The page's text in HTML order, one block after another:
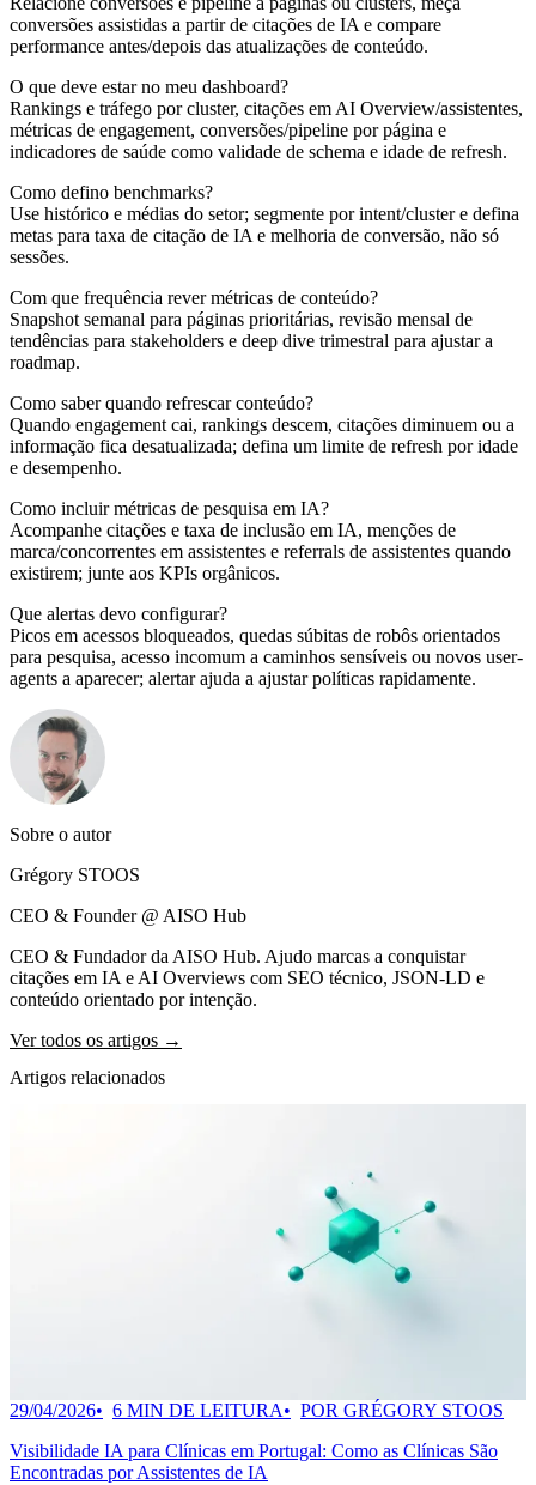
conversões assistidas a partir de citações de IA e compare
performance antes/depois das atualizações de conteúdo.
O que deve estar no meu dashboard?
Rankings e tráfego por cluster, citações em AI Overview/assistentes,
métricas de engagement, conversões/pipeline por página e
indicadores de saúde como validade de schema e idade de refresh.
Como defino benchmarks?
Use histórico e médias do setor; segmente por intent/cluster e defina
metas para taxa de citação de IA e melhoria de conversão, não só
sessões.
Com que frequência rever métricas de conteúdo?
Snapshot semanal para páginas prioritárias, revisão mensal de
tendências para stakeholders e deep dive trimestral para ajustar a
roadmap.
Como saber quando refrescar conteúdo?
Quando engagement cai, rankings descem, citações diminuem ou a
informação fica desatualizada; defina um limite de refresh por idade
e desempenho.
Como incluir métricas de pesquisa em IA?
Acompanhe citações e taxa de inclusão em IA, menções de
marca/concorrentes em assistentes e referrals de assistentes quando
existirem; junte aos KPIs orgânicos.
Que alertas devo configurar?
Picos em acessos bloqueados, quedas súbitas de robôs orientados
para pesquisa, acesso incomum a caminhos sensíveis ou novos user-
agents a aparecer; alertar ajuda a ajustar políticas rapidamente.
Sobre o autor
Grégory STOOS
CEO & Founder @ AISO Hub
CEO & Fundador da AISO Hub. Ajudo marcas a conquistar
citações em IA e AI Overviews com SEO técnico, JSON-LD e
conteúdo orientado por intenção.
Ver todos os artigos →
Artigos relacionados
29/04/2026 6 MIN DE LEITURA
POR GRÉGORY STOOS
Visibilidade IA para Clínicas em Portugal: Como as Clínicas São
Encontradas por Assistentes de IA